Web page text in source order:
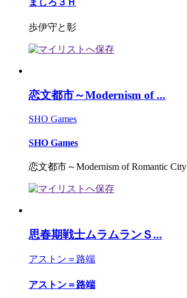
歩伊守と彰
恋文都市～Modernism of ...
SHO Games
SHO Games
恋文都市～Modernism of Romantic City
思春期戦士ムラムランＳ...
アストン＝路端
アストン＝路端